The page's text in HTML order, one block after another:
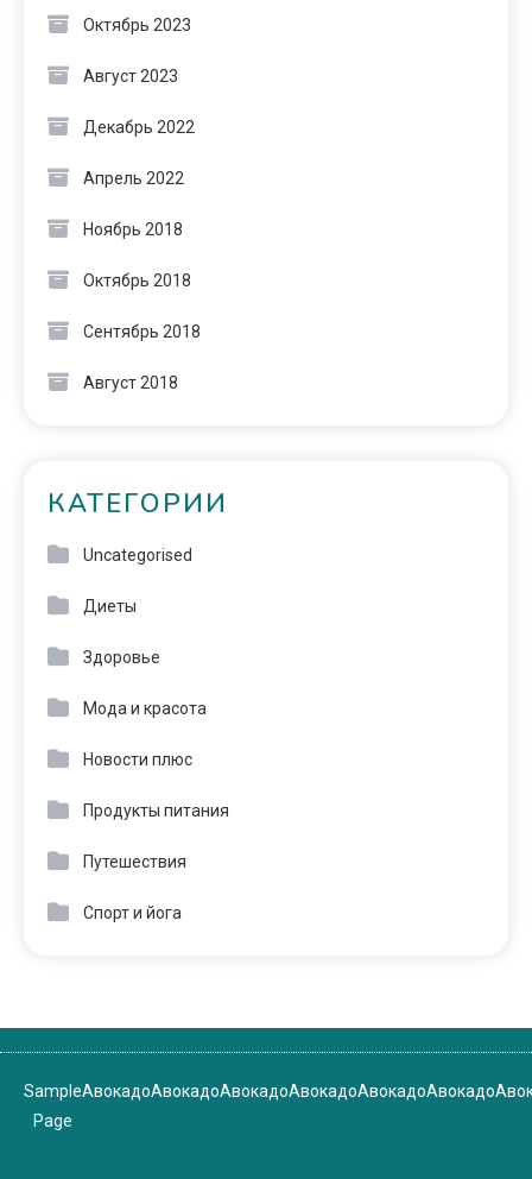
Октябрь 2023
Август 2023
Декабрь 2022
Апрель 2022
Ноябрь 2018
Октябрь 2018
Сентябрь 2018
Август 2018
КАТЕГОРИИ
Uncategorised
Диеты
Здоровье
Мода и красота
Новости плюс
Продукты питания
Путешествия
Спорт и йога
Sample
Page
АвокадоАвокадоАвокадоАвокадоАвокадоАвокадо